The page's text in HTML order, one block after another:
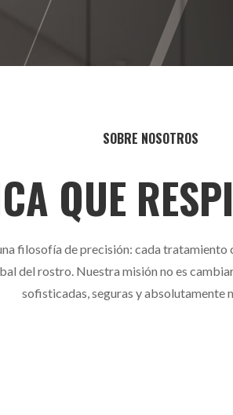
SOBRE NOSOTROS
QUE
filosofía de precisión: cada tratamiento
del rostro. Nuestra misión no es
sofisticadas, seguras y absolutamente